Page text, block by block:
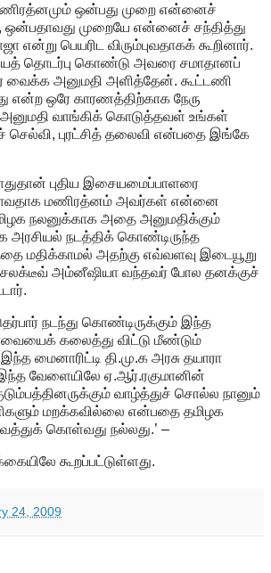
ஒன்பது முறை என்னைச்
ஒன்பதாவது முறையே என்னைச் சந்தித்து
என்று பெயரிட விரும்புவதாகக் கூறினார்.
தொடர்பு கொண்டு அவரை சமாதானப்
வைக்க அனுமதி அளித்தேன். கூட்டணி
என்ற ஒரே காரணத்திற்காக நேரு
அனுமதி வாங்கிக் கொடுத்தவள் உங்கள்
புரட்சித் தலைவி என்பதை இங்கே
புதிய இசையமைப்பாளரை
மணிரத்னம் அவர்கள் என்னை
நலனுக்காக அதை அனுமதிக்கும்
அரசியல் நடத்திக் கொண்டிருந்த
மதிக்காமல் அதற்கு எவ்வளவு இடையூறு
அம்னீஷியா வந்தவர் போல தனக்குச்
நடந்து கொண்டிருக்கும் இந்த
கலைத்து விட்டு மீண்டும்
மைனாரிட்டி தி.மு.க அரசு தயாரா
வேளையிலே ஏ.ஆர்.ரகுமானின்
வாழ்த்துச் சொல்ல நானும்
மறக்கவில்லை என்பதை தமிழக
கொள்வது நல்லது.’ –
கூறப்பட்டுள்ளது.
24, 2009